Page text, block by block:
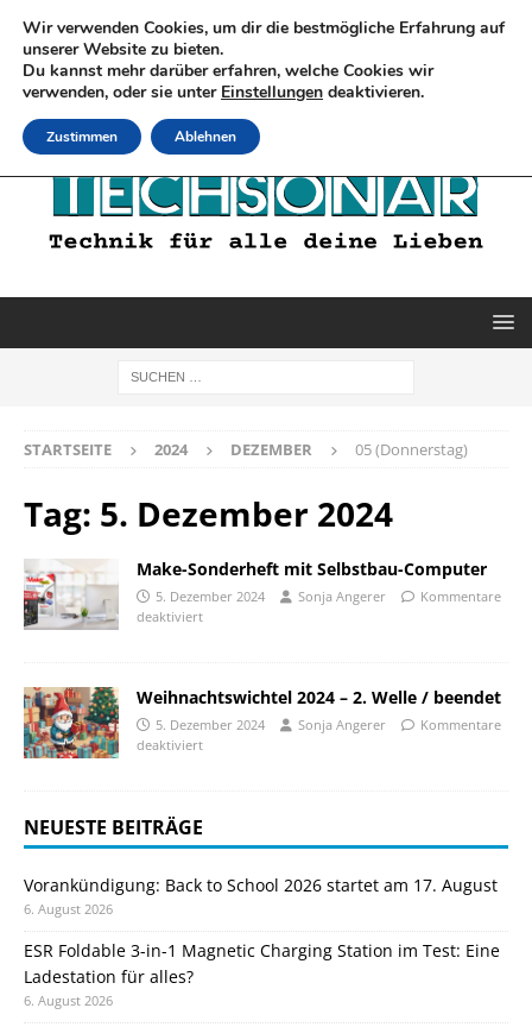
STARTSEITE 2024 DEZEMBER 05 (Donnerstag)
Tag: 5. Dezember 2024
Make-Sonderheft mit Selbstbau-Computer
5. Dezember 2024 Sonja Angerer
Kommentare
deaktiviert
Weihnachtswichtel 2024 – 2. Welle / beendet
5. Dezember 2024 Sonja Angerer
Kommentare
deaktiviert
NEUESTE BEITRÄGE
Vorankündigung: Back to School 2026 startet am 17. August
6. August 2026
ESR Foldable 3-in-1 Magnetic Charging Station im Test: Eine
Ladestation für alles?
6. August 2026
Wir verwenden Cookies, um dir die bestmögliche Erfahrung auf
unserer Website zu bieten.
Du kannst mehr darüber erfahren, welche Cookies wir
verwenden, oder sie unter Einstellungen deaktivieren.
Zustimmen Ablehnen